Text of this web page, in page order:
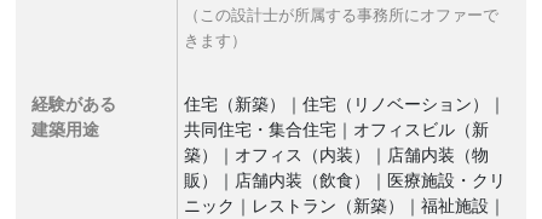
（この設計士が所属する事務所にオファーで
きます）
経験がある
建築用途
住宅（新築）｜住宅（リノベーション）｜
共同住宅・集合住宅｜オフィスビル（新
築）｜オフィス（内装）｜店舗内装（物
販）｜店舗内装（飲食）｜医療施設・クリ
ニック｜レストラン（新築）｜福祉施設｜